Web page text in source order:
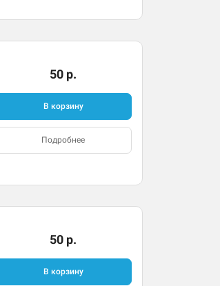
50 р.
В корзину
Подробнее
50 р.
В корзину